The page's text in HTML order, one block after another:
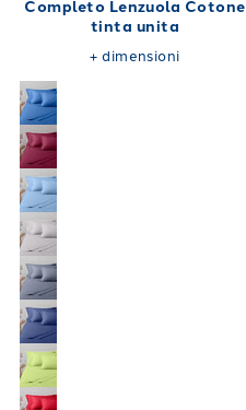
Completo Lenzuola Cotone
tinta unita
+dimensioni